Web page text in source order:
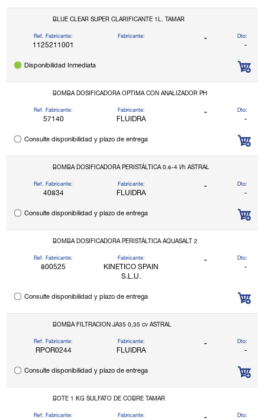
BLUE CLEAR SUPER CLARIFICANTE 1L. TAMAR
Ref. Fabricante:
1125211001
Fabricante: - Dto:
-
Disponibilidad Inmediata
BOMBA DOSIFICADORA OPTIMA CON ANALIZADOR PH
Ref. Fabricante:
57140
Fabricante:
FLUIDRA
- Dto:
-
Consulte disponibilidad y plazo de entrega
BOMBA DOSIFICADORA PERISTÁLTICA 0.6-4 l/h ASTRAL
Ref. Fabricante:
40834
Fabricante:
FLUIDRA
- Dto:
-
Consulte disponibilidad y plazo de entrega
BOMBA DOSIFICADORA PERISTÁLTICA AQUASALT 2
Ref. Fabricante:
800525
Fabricante:
KINETICO SPAIN
S.L.U.
- Dto:
-
Consulte disponibilidad y plazo de entrega
BOMBA FILTRACION JA35 0,35 cv ASTRAL
Ref. Fabricante:
RPOR0244
Fabricante:
FLUIDRA
- Dto:
-
Consulte disponibilidad y plazo de entrega
BOTE 1 KG SULFATO DE COBRE TAMAR
Ref. Fabricante: Fabricante: - Dto: